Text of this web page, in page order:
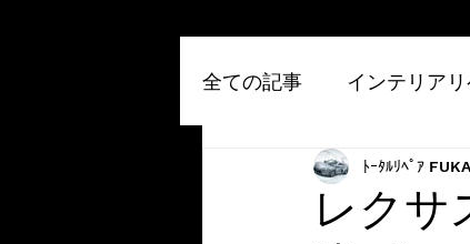
全ての記事 インテリア
ルームクリーニング
レクサ
ﾄｰﾀﾙﾘﾍﾟｱ